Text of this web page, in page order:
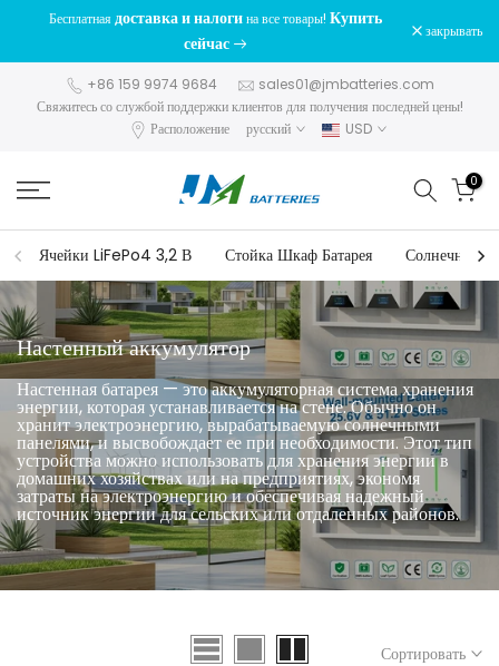
перейти
содержанию
Бесплатнаядоставка и налогина все товары! Купить
сейчас
закрывать
+86 159 9974 9684
sales01@jmbatteries.com
Свяжитесь со службой поддержки клиентов для получения последней цены!
Расположение
русский USD
0
Ячейки LiFePo4 3,2 В Стойка Шкаф Батарея Солнечный
Настенный аккумулятор
Настенная батарея — это аккумуляторная система хранения
энергии, которая устанавливается на стене. Обычно он
хранит электроэнергию, вырабатываемую солнечными
панелями, и высвобождает ее при необходимости. Этот тип
устройства можно использовать для хранения энергии в
домашних хозяйствах или на предприятиях, экономя
затраты на электроэнергию и обеспечивая надежный
источник энергии для сельских или отдаленных районов.
Сортировать